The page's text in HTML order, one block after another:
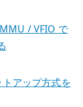
/ VFIO で
アップ方式を